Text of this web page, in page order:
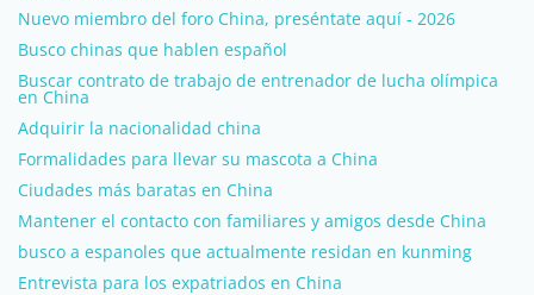
Nuevo miembro del foro China, preséntate aquí - 2026
Busco chinas que hablen español
Buscar contrato de trabajo de entrenador de lucha olímpica
en China
Adquirir la nacionalidad china
Formalidades para llevar su mascota a China
Ciudades más baratas en China
Mantener el contacto con familiares y amigos desde China
busco a espanoles que actualmente residan en kunming
Entrevista para los expatriados en China